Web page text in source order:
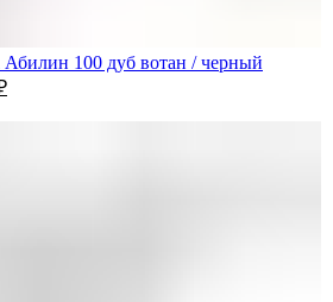
100 дуб вотан / черный